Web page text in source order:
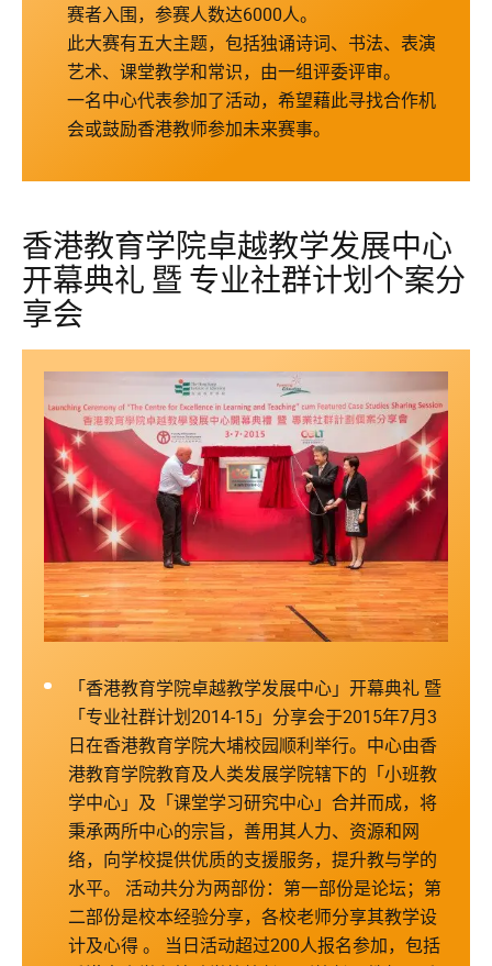
赛者入围，参赛人数达6000人。
此大赛有五大主题，包括独诵诗词、书法、表演
艺术、课堂教学和常识，由一组评委评审。
一名中心代表参加了活动，希望藉此寻找合作机
会或鼓励香港教师参加未来赛事。
香港教育学院卓越教学发展中心
开幕典礼 暨 专业社群计划个案分
享会
「香港教育学院卓越教学发展中心」开幕典礼 暨
「专业社群计划2014-15」分享会于2015年7月3
日在香港教育学院大埔校园顺利举行。中心由香
港教育学院教育及人类发展学院辖下的「小班教
学中心」及「课堂学习研究中心」合并而成，将
秉承两所中心的宗旨，善用其人力、资源和网
络，向学校提供优质的支援服务，提升教与学的
水平。 活动共分为两部份：第一部份是论坛；第
二部份是校本经验分享，各校老师分享其教学设
计及心得 。 当日活动超过200人报名参加，包括